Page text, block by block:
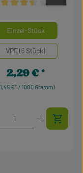
Wert ein
Einzel-Stück
VPE (6 Stück)
€* / 1000 Gramm)
Regulärer Preis:
2,29 €
Anzahl: Gib